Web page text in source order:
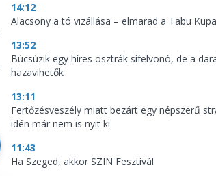
14:12
Alacsony a tó vizállása – elmarad a Tabu Kupa
13:52
Búcsúzik egy híres osztrák sífelvonó, de a
hazavihetők
13:11
Fertőzésveszély miatt bezárt egy népszerű
idén már nem is nyit ki
11:43
Ha Szeged, akkor SZIN Fesztivál